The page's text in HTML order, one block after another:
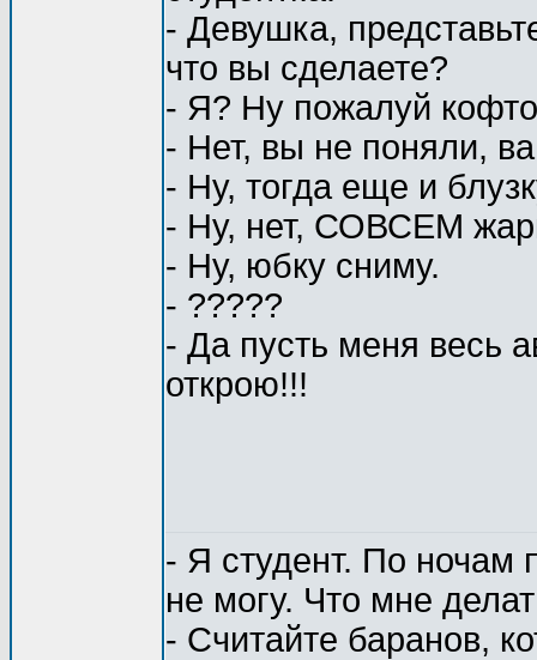
- Девушка,
что вы сделаете?
- Я? Ну пожалуй
- Нет, вы не поняли,
- Ну, тогда еще и
- Ну, нет, СОВСЕМ
- Ну, юбку сниму.
- ?????
- Да пусть меня весь
открою!!!
- Я студент. По ночам
не могу. Что мне
- Считайте баранов,